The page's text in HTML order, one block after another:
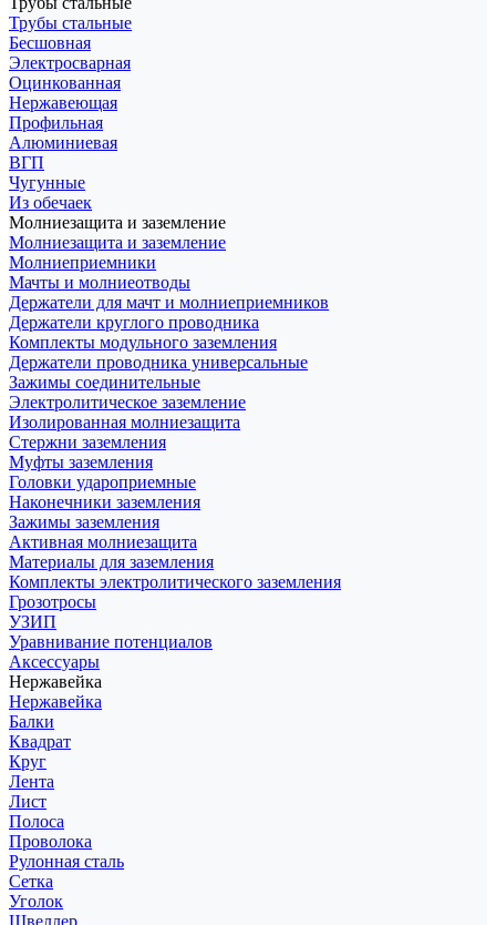
Трубы стальные
Бесшовная
Электросварная
Оцинкованная
Нержавеющая
Профильная
Алюминиевая
ВГП
Чугунные
Из обечаек
Молниезащита и заземление
Молниезащита и заземление
Молниеприемники
Мачты и молниеотводы
Держатели для мачт и молниеприемников
Держатели круглого проводника
Комплекты модульного заземления
Держатели проводника универсальные
Зажимы соединительные
Электролитическое заземление
Изолированная молниезащита
Стержни заземления
Муфты заземления
Головки удароприемные
Наконечники заземления
Зажимы заземления
Активная молниезащита
Материалы для заземления
Комплекты электролитического заземления
Грозотросы
УЗИП
Уравнивание потенциалов
Аксессуары
Нержавейка
Нержавейка
Балки
Квадрат
Круг
Лента
Лист
Полоса
Проволока
Рулонная сталь
Сетка
Уголок
Швеллер